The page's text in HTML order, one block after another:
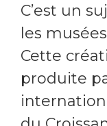
C’est un
les
Cette
produite